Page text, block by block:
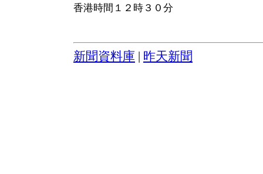
香港時間１２時３０分
新聞資料庫 昨天新聞